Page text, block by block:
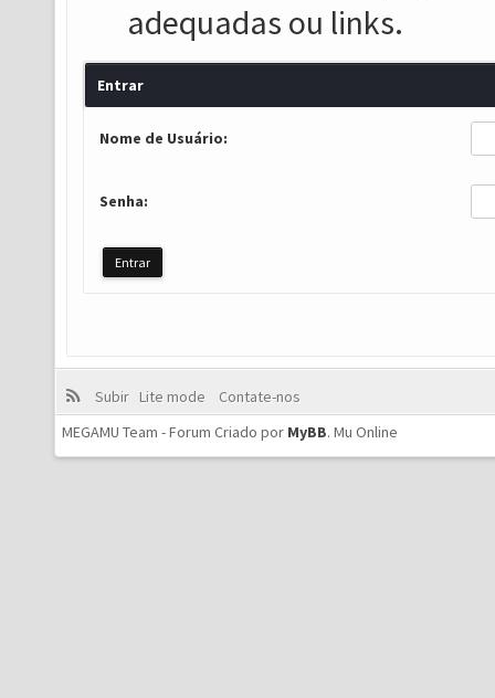
adequadas ou links.
Entrar
Nome de Usuário:
Senha:
Subir Lite mode
Contate-nos
MEGAMU Team - Forum Criado por MyBB. Mu Online